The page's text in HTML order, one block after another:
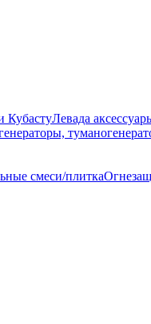
КубастуЛевада
смеси/плитка